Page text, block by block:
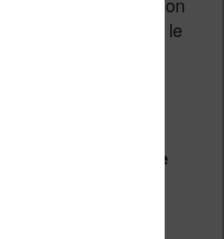
Vision Pro (pour le
ces services
sur la future
Kindle
Pro. Est-ce que
?